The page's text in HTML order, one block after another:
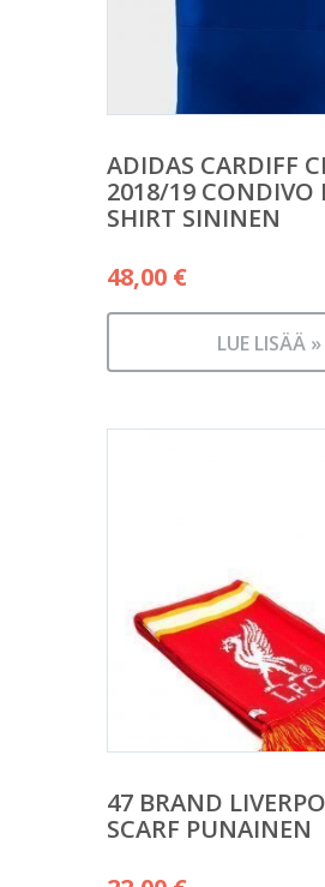
ADIDAS CARDIFF
2018/19 CONDIVO
SHIRT SININEN
48,00 €
LUE LISÄÄ »
47 BRAND
SCARF PUNAINEN